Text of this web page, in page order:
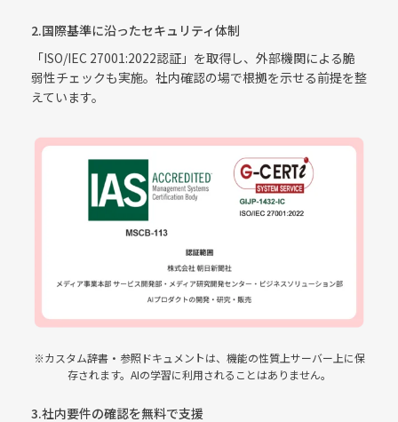
2.国際基準に沿ったセキュリティ体制
「ISO/IEC 27001:2022認証」を取得し、外部機関による脆
弱性チェックも実施。社内確認の場で根拠を示せる前提を整
えています。
※カスタム辞書・参照ドキュメントは、機能の性質上サーバー上に保
存されます。AIの学習に利用されることはありません。
3.社内要件の確認を無料で支援